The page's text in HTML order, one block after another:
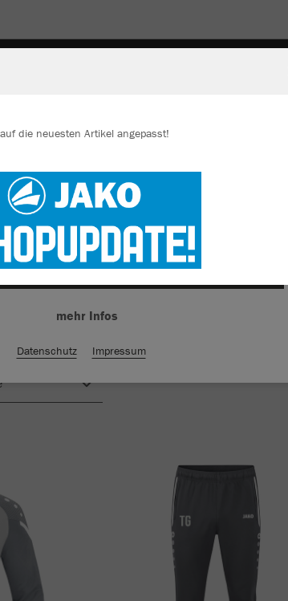
die neuesten Artikel angepasst!
können wir dir personalisierte Inhalte
verbessern. Weitere Informationen zu den
Einstellungen.
Alle akzeptieren
Alle ablehnen
mehr Infos
Datenschutz Impressum